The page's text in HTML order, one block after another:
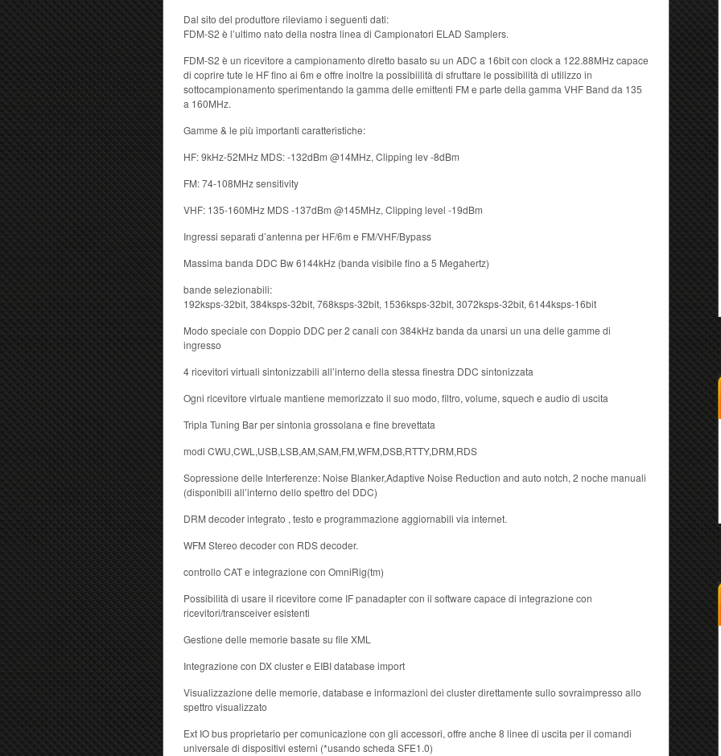
Dal sito del produttore rileviamo i seguenti dati:
FDM-S2 è l’ultimo nato della nostra linea di Campionatori ELAD Samplers.
FDM-S2 è un ricevitore a campionamento diretto basato su un ADC a 16bit con clock a 122.88MHz capace
di coprire tute le HF fino ai 6m e offre inoltre la possibiilità di sfruttare le possibilità di utilizzo in
sottocampionamento sperimentando la gamma delle emittenti FM e parte della gamma VHF Band da 135
a 160MHz.
Gamme & le più importanti caratteristiche:
HF: 9kHz-52MHz MDS: -132dBm @14MHz, Clipping lev -8dBm
FM: 74-108MHz sensitivity
VHF: 135-160MHz MDS -137dBm @145MHz, Clipping level -19dBm
Ingressi separati d’antenna per HF/6m e FM/VHF/Bypass
Massima banda DDC Bw 6144kHz (banda visibile fino a 5 Megahertz)
bande selezionabili:
192ksps-32bit, 384ksps-32bit, 768ksps-32bit, 1536ksps-32bit, 3072ksps-32bit, 6144ksps-16bit
Modo speciale con Doppio DDC per 2 canali con 384kHz banda da unarsi un una delle gamme di
ingresso
4 ricevitori virtuali sintonizzabili all’interno della stessa finestra DDC sintonizzata
Ogni ricevitore virtuale mantiene memorizzato il suo modo, filtro, volume, squech e audio di uscita
Tripla Tuning Bar per sintonia grossolana e fine brevettata
modi CWU,CWL,USB,LSB,AM,SAM,FM,WFM,DSB,RTTY,DRM,RDS
Sopressione delle Interferenze: Noise Blanker,Adaptive Noise Reduction and auto notch, 2 noche manuali
(disponibili all’interno dello spettro del DDC)
DRM decoder integrato , testo e programmazione aggiornabili via internet.
WFM Stereo decoder con RDS decoder.
controllo CAT e integrazione con OmniRig(tm)
Possibilità di usare il ricevitore come IF panadapter con il software capace di integrazione con
ricevitori/transceiver esistenti
Gestione delle memorie basate su file XML
Integrazione con DX cluster e EIBI database import
Visualizzazione delle memorie, database e informazioni dei cluster direttamente sullo sovraimpresso allo
spettro visualizzato
Ext IO bus proprietario per comunicazione con gli accessori, offre anche 8 linee di uscita per il comandi
universale di dispositivi esterni (*usando scheda SFE1.0)